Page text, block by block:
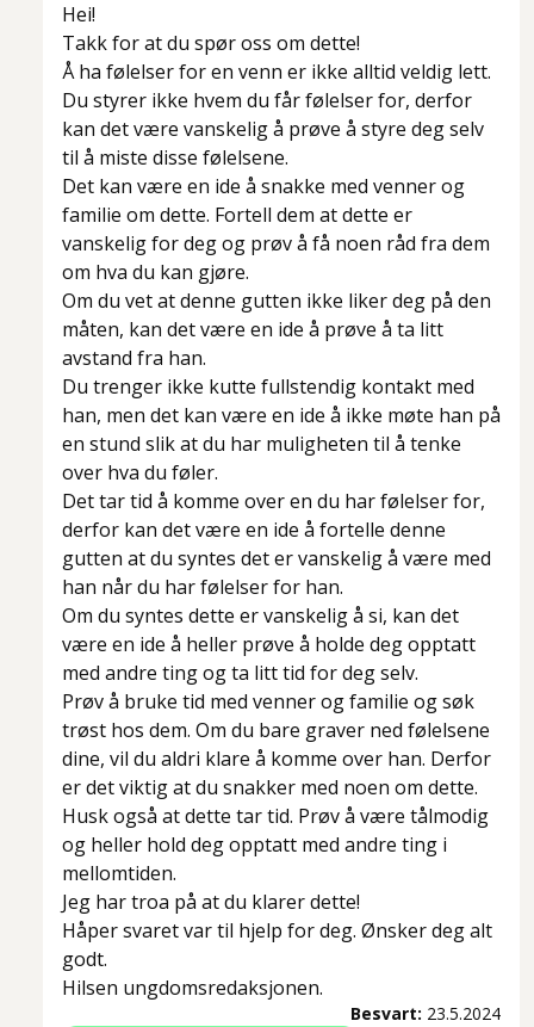
Hei!
Takk for at du spør oss om dette!
Å ha følelser for en venn er ikke alltid veldig lett.
Du styrer ikke hvem du får følelser for, derfor
kan det være vanskelig å prøve å styre deg selv
til å miste disse følelsene.
Det kan være en ide å snakke med venner og
familie om dette. Fortell dem at dette er
vanskelig for deg og prøv å få noen råd fra dem
om hva du kan gjøre.
Om du vet at denne gutten ikke liker deg på den
måten, kan det være en ide å prøve å ta litt
avstand fra han.
Du trenger ikke kutte fullstendig kontakt med
han, men det kan være en ide å ikke møte han på
en stund slik at du har muligheten til å tenke
over hva du føler.
Det tar tid å komme over en du har følelser for,
derfor kan det være en ide å fortelle denne
gutten at du syntes det er vanskelig å være med
han når du har følelser for han.
Om du syntes dette er vanskelig å si, kan det
være en ide å heller prøve å holde deg opptatt
med andre ting og ta litt tid for deg selv.
Prøv å bruke tid med venner og familie og søk
trøst hos dem. Om du bare graver ned følelsene
dine, vil du aldri klare å komme over han. Derfor
er det viktig at du snakker med noen om dette.
Husk også at dette tar tid. Prøv å være tålmodig
og heller hold deg opptatt med andre ting i
mellomtiden.
Jeg har troa på at du klarer dette!
Håper svaret var til hjelp for deg. Ønsker deg alt
godt.
Hilsen ungdomsredaksjonen.
Besvart: 23.5.2024